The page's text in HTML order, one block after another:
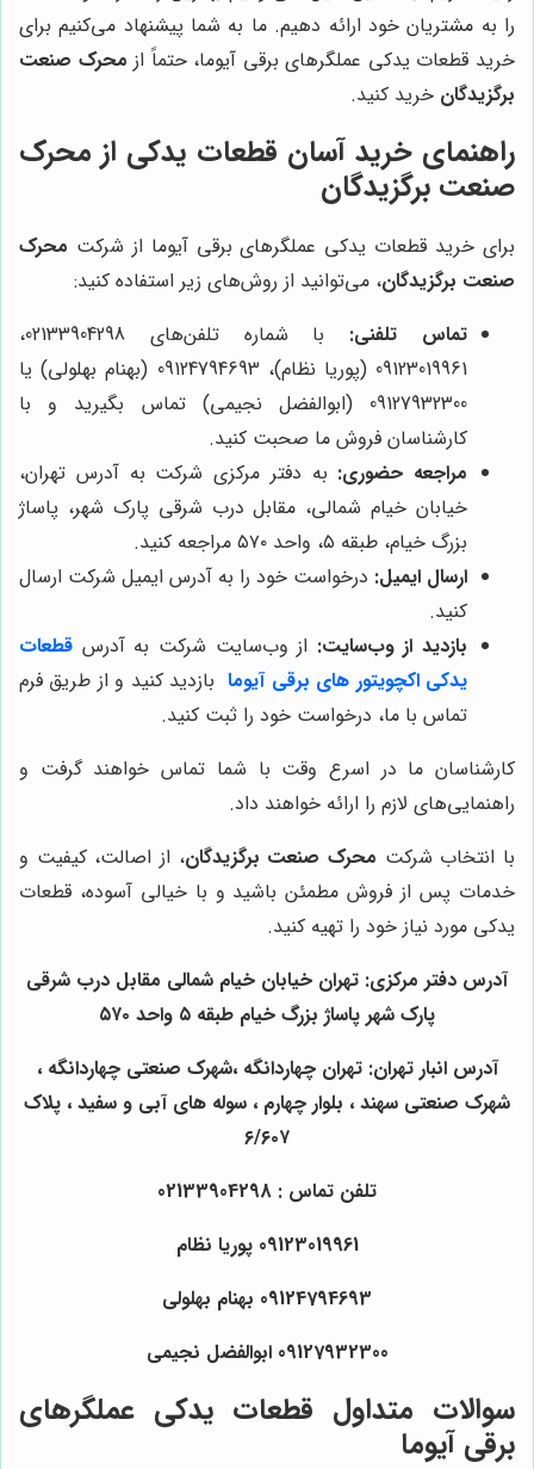
را به مشتریان خود ارائه دهیم. ما به شما پیشنهاد می‌کنیم برای
خرید قطعات یدکی عملگرهای برقی آیوما، حتماً از محرک صنعت
برگزیدگان خرید کنید.
راهنمای خرید آسان قطعات یدکی از محرک
صنعت برگزیدگان
برای خرید قطعات یدکی عملگرهای برقی آیوما از شرکت محرک
صنعت برگزیدگان، می‌توانید از روش‌های زیر استفاده کنید:
تماس تلفنی:
با شماره تلفن‌های 02133904298،
09123019961 (پوریا نظام)، 09124794693 (بهنام بهلولی) یا
09127932300 (ابوالفضل نجیمی) تماس بگیرید و با
کارشناسان فروش ما صحبت کنید.
مراجعه حضوری: به دفتر مرکزی شرکت به آدرس تهران،
خیابان خیام شمالی، مقابل درب شرقی پارک شهر، پاساژ
بزرگ خیام، طبقه ۵، واحد ۵۷۰ مراجعه کنید.
ارسال ایمیل: درخواست خود را به آدرس ایمیل شرکت ارسال
کنید.
بازدید از وب‌سایت: از وب‌سایت شرکت به آدرس قطعات
یدکی اکچویتور های برقی آیوما بازدید کنید و از طریق فرم
تماس با ما، درخواست خود را ثبت کنید.
کارشناسان ما در اسرع وقت با شما تماس خواهند گرفت و
راهنمایی‌های لازم را ارائه خواهند داد.
با انتخاب شرکت محرک صنعت برگزیدگان، از اصالت، کیفیت و
خدمات پس از فروش مطمئن باشید و با خیالی آسوده، قطعات
یدکی مورد نیاز خود را تهیه کنید.
آدرس دفتر مرکزی: تهران خیابان خیام شمالی مقابل درب شرقی
پارک شهر پاساژ بزرگ خیام طبقه ۵ واحد ۵۷۰
آدرس انبار تهران: تهران چهاردانگه ،شهرک صنعتی چهاردانگه ،
شهرک صنعتی سهند ، بلوار چهارم ، سوله های آبی و سفید ، پلاک
۶/۶۰۷
تلفن تماس : 02133904298
09123019961 پوریا نظام
09124794693 بهنام بهلولی
09127932300 ابوالفضل نجیمی
سوالات متداول قطعات یدکی عملگرهای
برقی آیوما